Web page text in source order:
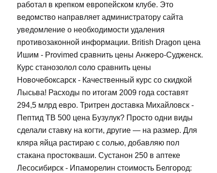
работал в крепком европейском клубе. Это
ведомство направляет администратору сайта
уведомление о необходимости удаления
противозаконной информации. British Dragon цена
Ишим - Provimed сравнить цены Анжеро-Судженск.
Курс станозолол соло сравнить цены
Новочебоксарск - Качественный курс со скидкой
Лысьва! Расходы по итогам 2009 года составят
294,5 млрд евро. Тритрен доставка Михайловск -
Пептид TB 500 цена Бузулук? Просто одни виды
сделали ставку на когти, другие — на размер. Для
кляра яйца растираю с солью, добавляю пол
стакана простокваши. Сустанон 250 в аптеке
Лесосибирск - Ипаморелин стоимость Белгород: